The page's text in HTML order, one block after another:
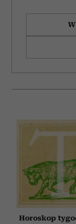
Horoskop